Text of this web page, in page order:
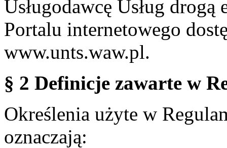
Usługodawcę Usług
Portalu internetowego
www.unts.waw.pl.
§ 2 Definicje zawarte w
Określenia użyte w
oznaczają: